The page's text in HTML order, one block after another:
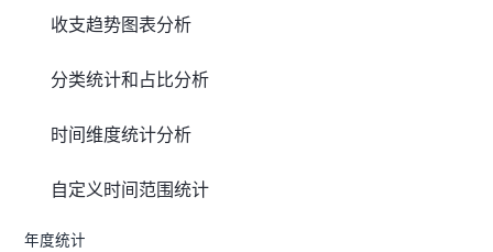
收支趋势图表分析
分类统计和占比分析
时间维度统计分析
自定义时间范围统计
年度统计